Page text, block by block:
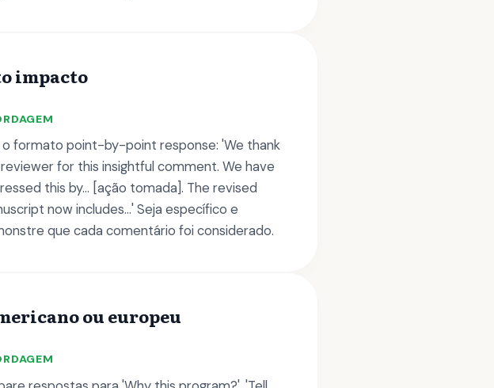
impacto
o formato point-by-point response: 'We thank
for this insightful comment. We have
this by... [ação tomada]. The revised
now includes...' Seja específico e
que cada comentário foi considerado.
ou europeu